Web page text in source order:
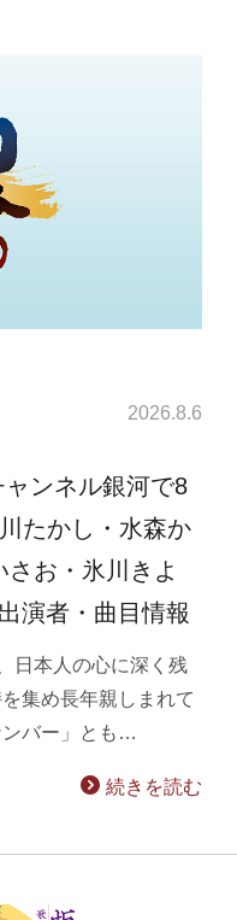
2026.8.6
ンネル銀河で8
たかし・水森か
お・氷川きよ
演者・曲目情報
日本人の心に深く残
集め長年親しまれて
ンバー」とも…
続きを読む